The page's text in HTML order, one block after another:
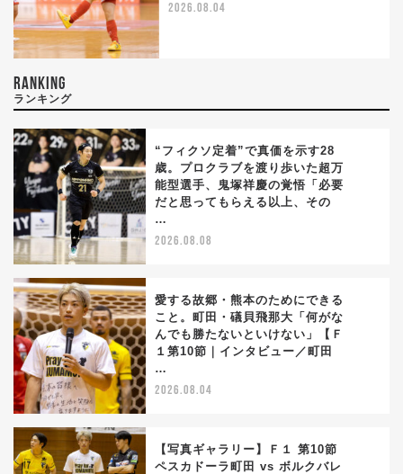
2026.08.04
RANKING
ランキング
“フィクソ定着”で真価を示す28
歳。プロクラブを渡り歩いた超万
能型選手、鬼塚祥慶の覚悟「必要
だと思ってもらえる以上、その
…
2026.08.08
愛する故郷・熊本のためにできる
こと。町田・礒貝飛那大「何がな
んでも勝たないといけない」【Ｆ
１第10節｜インタビュー／町田
…
2026.08.04
【写真ギャラリー】Ｆ１ 第10節
ペスカドーラ町田 vs ボルクバレ